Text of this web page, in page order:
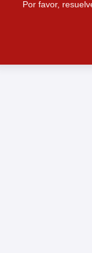
Por favor,